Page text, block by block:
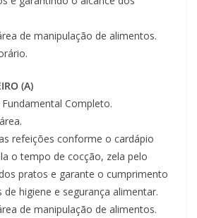
de manipulação de alimentos.
(A)
Completo.
refeições conforme o cardápio
o tempo de cocção, zela pelo
pratos e garante o cumprimento
higiene e segurança alimentar.
de manipulação de alimentos.